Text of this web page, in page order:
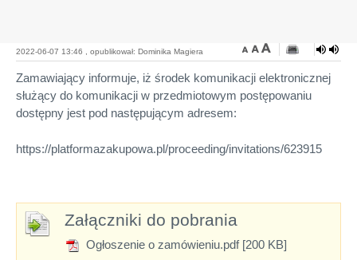
2022-06-07 13:46 , opublikował: Dominika Magiera
Zamawiający informuje, iż środek komunikacji elektronicznej
służący do komunikacji w przedmiotowym postępowaniu
dostępny jest pod następującym adresem:
https://platformazakupowa.pl/proceeding/invitations/623915
Załączniki do pobrania
Ogłoszenie o zamówieniu.pdf [200 KB]